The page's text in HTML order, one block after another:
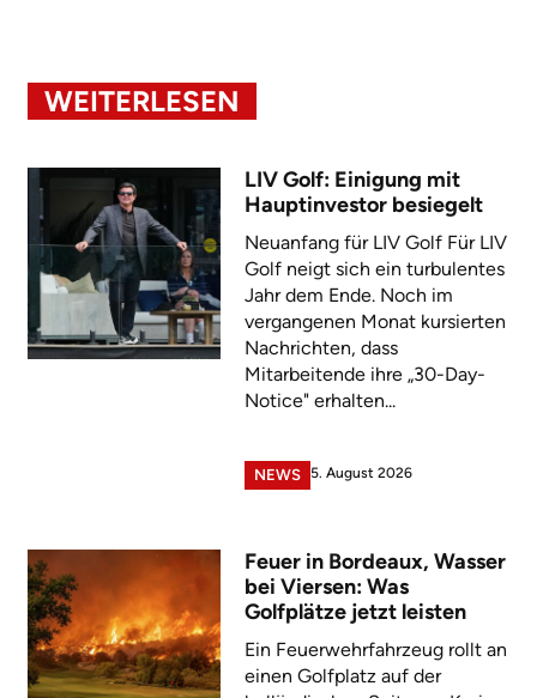
WEITERLESEN
LIV Golf: Einigung mit
Hauptinvestor besiegelt
Neuanfang für LIV Golf Für LIV
Golf neigt sich ein turbulentes
Jahr dem Ende. Noch im
vergangenen Monat kursierten
Nachrichten, dass
Mitarbeitende ihre „30-Day-
Notice" erhalten...
NEWS 5. August 2026
Feuer in Bordeaux, Wasser
bei Viersen: Was
Golfplätze jetzt leisten
Ein Feuerwehrfahrzeug rollt an
einen Golfplatz auf der